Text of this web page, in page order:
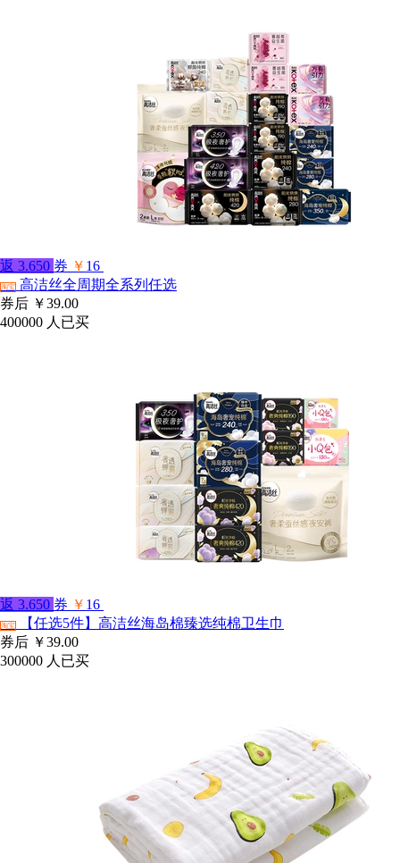
返 3.650 券 ￥ 16
淘宝 高洁丝全周期全系列任选
券后 ￥39.00
400000 人已买
返 3.650 券 ￥ 16
淘宝
【任选5件】高洁丝海岛棉臻选纯棉卫生巾
券后 ￥39.00
300000 人已买